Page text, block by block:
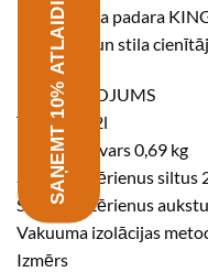
kombinācija padara
kvalitātes un stila
RAKSTUROJUMS
Tilpums 1,2l
Produkta svars 0,69 kg
Saglabā dzērienus siltus
Saglabā dzērienus
Vakuuma izolācijas
Izmērs
SAŅEMT 10% ATLAIDI